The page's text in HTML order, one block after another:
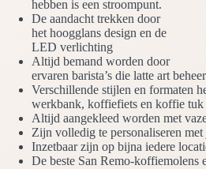
hebben is een stroompunt.
De aandacht trekken door
het hoogglans design en de
LED verlichting
Altijd bemand worden door
ervaren barista’s die latte art
Verschillende stijlen en formaten
werkbank, koffiefiets en koffie
Altijd aangekleed worden met
Zijn volledig te personaliseren
Inzetbaar zijn op bijna iedere
De beste San Remo-koffiemolens